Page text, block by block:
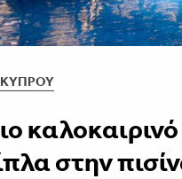
ΚΎΠΡΟΥ
στην